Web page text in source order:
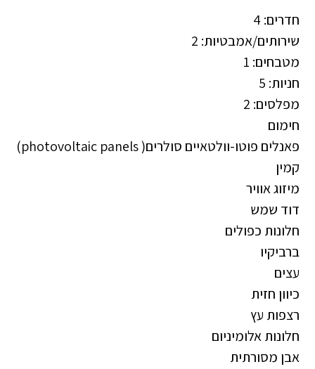
חדרים: 4
שירותים/אמבטיות: 2
מטבחים: 1
חניות: 5
מפלסים: 2
חימום
פאנלים פוטו-וולטאיים סולרים( photovoltaic panels)
קמין
מיזוג אוויר
דוד שמש
חלונות כפולים
ברביקיו
עצים
כיוון חזית
רצפות עץ
חלונות אלומיניום
אבן מסורתית